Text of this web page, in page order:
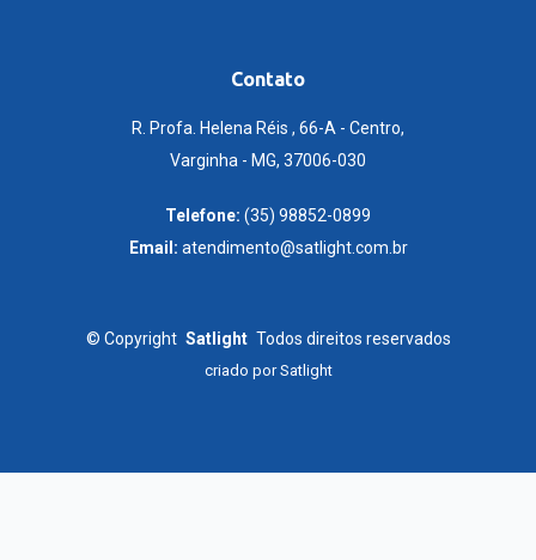
Contato
R. Profa. Helena Réis , 66-A - Centro,
Varginha - MG, 37006-030
Telefone: (35) 98852-0899
Email: atendimento@satlight.com.br
© Copyright Satlight Todos direitos reservados
criado porSatlight